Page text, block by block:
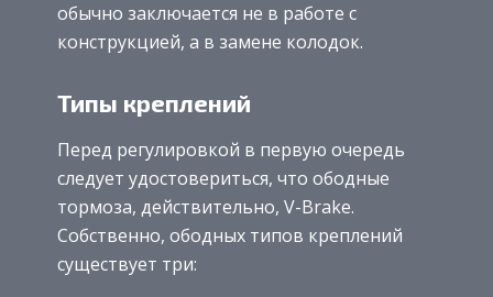
обычно заключается не в работе с
конструкцией, а в замене колодок.
Типы креплений
Перед регулировкой в первую очередь
следует удостовериться, что ободные
тормоза, действительно, V-Brake.
Собственно, ободных типов креплений
существует три: